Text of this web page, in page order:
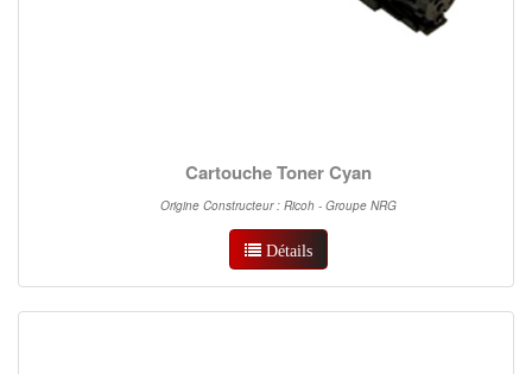
Cartouche Toner Cyan
Origine Constructeur : Ricoh - Groupe NRG
Détails